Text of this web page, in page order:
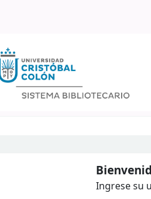
Ingrese su